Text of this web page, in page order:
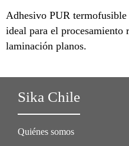
Adhesivo PUR
ideal para el procesamiento
laminación planos.
Sika Chile
Quiénes somos